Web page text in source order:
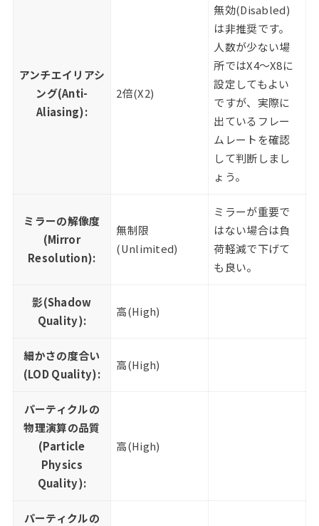
アンチエイリアシ
ング(Anti-
Aliasing):
2倍(X2)
無効(Disabled)
は非推奨です。
人数が少ない場
所ではX4〜X8に
設定してもよい
ですが、実際に
出ているフレー
ムレートを確認
して判断しまし
ょう。
ミラーの解像度
(Mirror
Resolution):
無制限
(Unlimited)
ミラーが重要で
はない場合は負
荷軽減で下げて
も良い。
影(Shadow
Quality):
高(High)
細かさの度合い
(LOD Quality):
高(High)
パーティクルの
物理演算の品質
(Particle
Physics
Quality):
高(High)
パーティクルの